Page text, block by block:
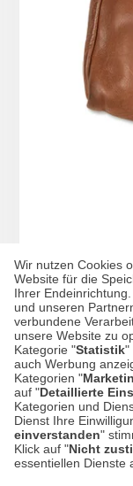
Wir nutzen Cookies
Website für die
Ihrer
und unseren
verbundene
unsere Website zu
Kategorie "Statistik"
auch Werbung
Kategorien "
auf "Detaillierte
Kategorien und
Dienst Ihre
einverstanden"
Klick auf "Nicht
essentiellen Dienste